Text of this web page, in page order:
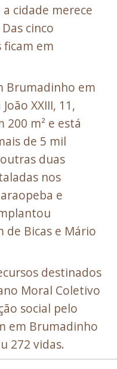
cidade merece
cinco
em
Brumadinho em
XXIII, 11,
200 m² e está
de 5 mil
duas
nos
e
de Bicas e Mário
destinados
Moral Coletivo
social pelo
em Brumadinho
272 vidas.